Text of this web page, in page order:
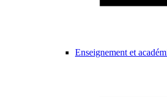
Enseignement et